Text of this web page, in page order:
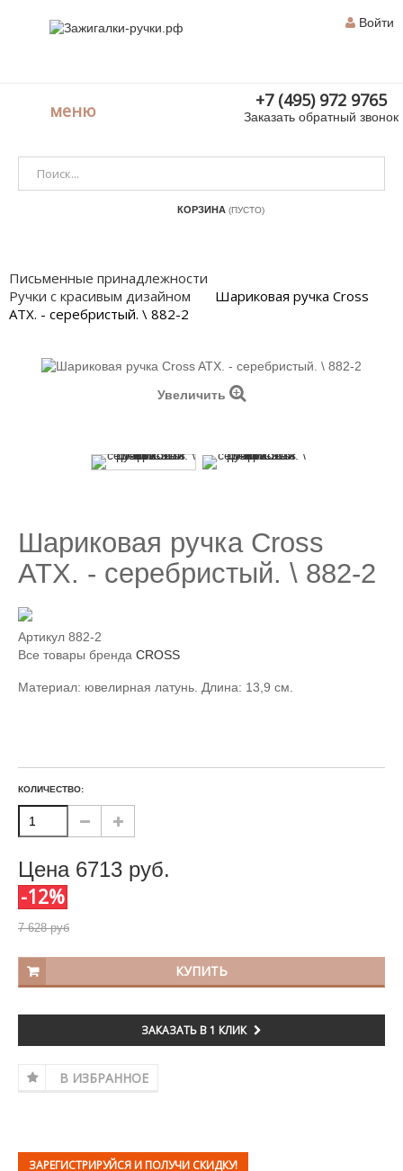
Войти
меню +7 (495) 972 9765
Заказать обратный звонок
КОРЗИНА (ПУСТО)
Письменные принадлежности
Ручки с красивым дизайном
Шариковая ручка Cross
ATX. - серебристый. \ 882-2
Увеличить
Шариковая ручка Cross
ATX. - серебристый. \ 882-2
Артикул 882-2
Все товары бренда CROSS
Материал: ювелирная латунь. Длина: 13,9 см.
КОЛИЧЕСТВО:
Цена 6713 руб.
-12%
7 628 руб
КУПИТЬ
ЗАКАЗАТЬ В 1 КЛИК
В ИЗБРАННОЕ
ЗАРЕГИСТРИРУЙСЯ И ПОЛУЧИ СКИДКУ!